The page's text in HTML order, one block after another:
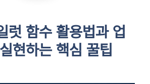
럿 함수 활용법과 업
현하는 핵심 꿀팁